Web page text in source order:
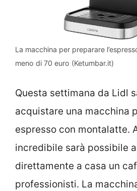
La macchina per preparare
meno di 70 euro (Ketumbar.it)
Questa settimana da Lidl
acquistare una macchina
espresso con montalatte.
incredibile sarà possibile
direttamente a casa un
professionisti. La